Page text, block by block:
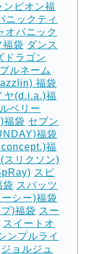
ンピオン福
ニックティ
オパニック
福袋 ダンス
ドラゴン
ルネーム
福袋
ヤ(d.i.a.)福
ベリー
福袋 セブン
福袋
福
スリクソン)
スピ
袋 スパッツ
シー)福袋
)福袋 スー
スイートオ
ンプルライ
ジョルジュ